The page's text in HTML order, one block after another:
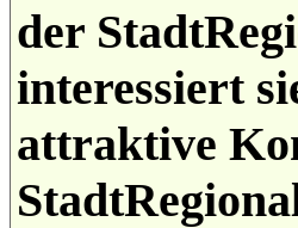
der
interessiert
attraktive